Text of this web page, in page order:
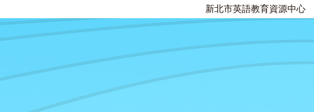
新北市英語教育資源中心